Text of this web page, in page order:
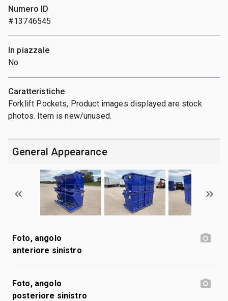
Numero ID
#13746545
In piazzale
No
Caratteristiche
Forklift Pockets, Product images displayed are stock
photos. Item is new/unused.
General Appearance
Foto, angolo
anteriore sinistro
Foto, angolo
posteriore sinistro